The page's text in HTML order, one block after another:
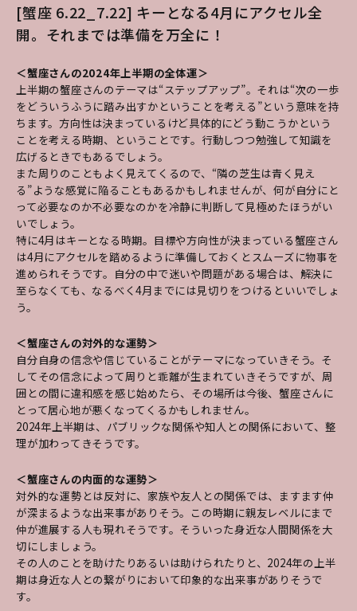
[蟹座 6.22_7.22] キーとなる4月にアクセル全
開。それまでは準備を万全に！
＜蟹座さんの2024年上半期の全体運＞
上半期の蟹座さんのテーマは“ステップアップ”。それは“次の一歩
をどういうふうに踏み出すかということを考える”という意味を持
ちます。方向性は決まっているけど具体的にどう動こうかという
ことを考える時期、ということです。行動しつつ勉強して知識を
広げるときでもあるでしょう。
また周りのこともよく見えてくるので、“隣の芝生は青く見え
る”ような感覚に陥ることもあるかもしれませんが、何が自分にと
って必要なのか不必要なのかを冷静に判断して見極めたほうがい
いでしょう。
特に4月はキーとなる時期。目標や方向性が決まっている蟹座さん
は4月にアクセルを踏めるように準備しておくとスムーズに物事を
進められそうです。自分の中で迷いや問題がある場合は、解決に
至らなくても、なるべく4月までには見切りをつけるといいでしょ
う。
＜蟹座さんの対外的な運勢＞
自分自身の信念や信じていることがテーマになっていきそう。そ
してその信念によって周りと乖離が生まれていきそうですが、周
囲との間に違和感を感じ始めたら、その場所は今後、蟹座さんに
とって居心地が悪くなってくるかもしれません。
2024年上半期は、パブリックな関係や知人との関係において、整
理が加わってきそうです。
＜蟹座さんの内面的な運勢＞
対外的な運勢とは反対に、家族や友人との関係では、ますます仲
が深まるような出来事がありそう。この時期に親友レベルにまで
仲が進展する人も現れそうです。そういった身近な人間関係を大
切にしましょう。
その人のことを助けたりあるいは助けられたりと、2024年の上半
期は身近な人との繋がりにおいて印象的な出来事がありそうで
す。